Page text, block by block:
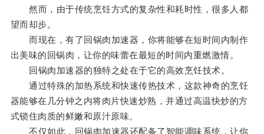
然而，由于传统烹饪方式的复杂性和耗时性，很多人都
望而却步。
而现在，有了回锅肉加速器，你将能够在短时间内制作
出美味的回锅肉，让你的味蕾在最短的时间内重燃激情。
回锅肉加速器的独特之处在于它的高效烹饪技术。
通过特殊的加热系统和快速传热技术，这款神奇的烹饪
器能够在几分钟之内将肉片快速炒熟，并通过高温快炒的方
式锁住肉质的鲜嫩和原汁原味。
不仅如此，回锅肉加速器还配备了智能调味系统，让你